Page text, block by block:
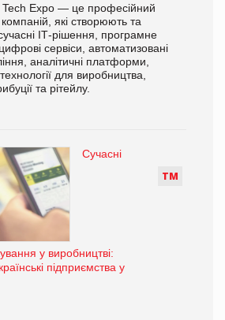
Tech Expo — це професійний
які створюють та
ІТ-рішення, програмне
сервіси, автоматизовані
аналітичні платформи,
для виробництва,
та рітейлу.
ТМ
Сучасні
у виробництві:
підприємства у